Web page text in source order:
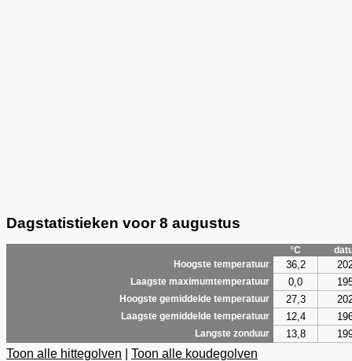
Dagstatistieken voor 8 augustus
°C
Hoogste temperatuur
36,2
Laagste maximumtemperatuur 0,0
Hoogste gemiddelde temperatuur 27,3
Laagste gemiddelde temperatuur 12,4
Langste zonduur 13,8
Toon alle hittegolven
Toon alle koudegolven